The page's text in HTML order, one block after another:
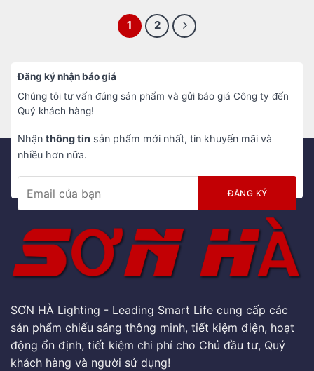
1 2
Đăng ký nhận báo giá
Chúng tôi tư vấn đúng sản phẩm và gửi báo giá Công ty đến
Quý khách hàng!
Nhận thông tin sản phẩm mới nhất, tin khuyến mãi và
nhiều hơn nữa.
SƠN HÀ Lighting - Leading Smart Life cung cấp các
sản phẩm chiếu sáng thông minh, tiết kiệm điện, hoạt
động ổn định, tiết kiệm chi phí cho Chủ đầu tư, Quý
khách hàng và người sử dụng!